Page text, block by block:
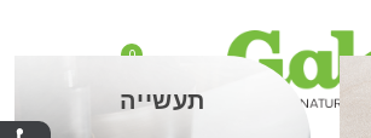
0
תעשייה